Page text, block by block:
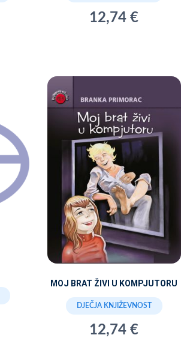
12,74 €
MOJ BRAT ŽIVI U KOMPJUTORU
DJEČJA KNJIŽEVNOST
12,74 €